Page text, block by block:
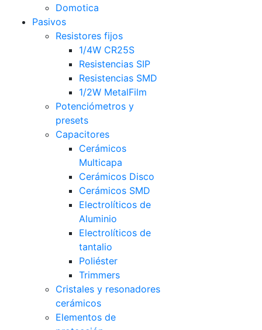
Domotica
Pasivos
Resistores fijos
1/4W CR25S
Resistencias SIP
Resistencias SMD
1/2W MetalFilm
Potenciómetros y
presets
Capacitores
Cerámicos
Multicapa
Cerámicos Disco
Cerámicos SMD
Electrolíticos de
Aluminio
Electrolíticos de
tantalio
Poliéster
Trimmers
Cristales y resonadores
cerámicos
Elementos de